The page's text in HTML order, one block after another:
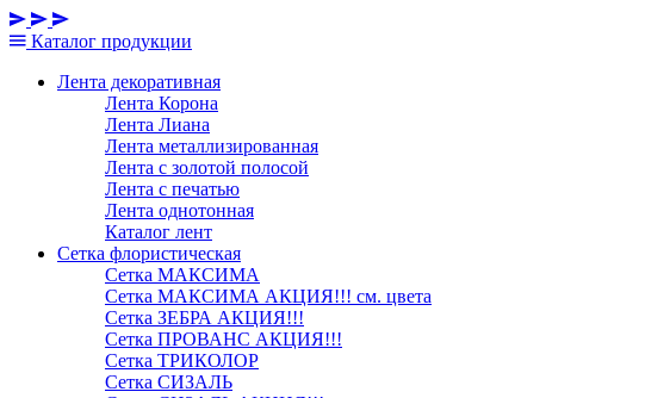
Каталог продукции
Лента декоративная
Лента Корона
Лента Лиана
Лента металлизированная
Лента с золотой полосой
Лента с печатью
Лента однотонная
Каталог лент
Сетка флористическая
Сетка МАКСИМА
Сетка МАКСИМА АКЦИЯ!!! см. цвета
Сетка ЗЕБРА АКЦИЯ!!!
Сетка ПРОВАНС АКЦИЯ!!!
Сетка ТРИКОЛОР
Сетка СИЗАЛЬ